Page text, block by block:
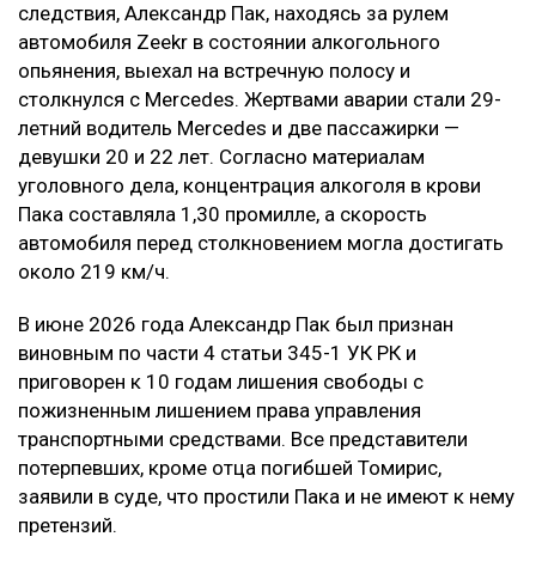
следствия, Александр Пак, находясь за рулем
автомобиля Zeekr в состоянии алкогольного
опьянения, выехал на встречную полосу и
столкнулся с Mercedes. Жертвами аварии стали 29-
летний водитель Mercedes и две пассажирки —
девушки 20 и 22 лет. Согласно материалам
уголовного дела, концентрация алкоголя в крови
Пака составляла 1,30 промилле, а скорость
автомобиля перед столкновением могла достигать
около 219 км/ч.
В июне 2026 года Александр Пак был признан
виновным по части 4 статьи 345-1 УК РК и
приговорен к 10 годам лишения свободы с
пожизненным лишением права управления
транспортными средствами. Все представители
потерпевших, кроме отца погибшей Томирис,
заявили в суде, что простили Пака и не имеют к нему
претензий.